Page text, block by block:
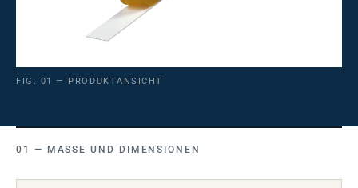
FIG. 01 — PRODUKTANSICHT
MASSE UND DIMENSIONEN